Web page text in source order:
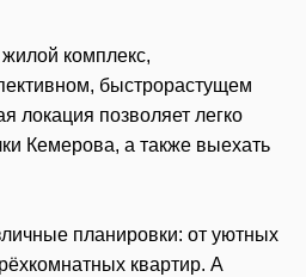
комплекс,
быстрорастущем
локация позволяет легко
Кемерова, а также выехать
планировки: от уютных
квартир. А